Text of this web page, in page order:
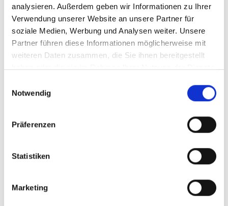
analysieren. Außerdem geben wir Informationen zu Ihrer
Verwendung unserer Website an unsere Partner für
soziale Medien, Werbung und Analysen weiter. Unsere
Partner führen diese Informationen möglicherweise mit
weiteren Daten zusammen, die Sie ihnen bereitgestellt
haben oder die sie im Rahmen Ihrer Nutzung der Dienste
Notwendig
Präferenzen
Statistiken
Marketing
Sichere Temperaturführung für maximale
Sicherheit und Anlagenverfügbarkeit.
Mehr erfahren
Präzise Temperaturführung für höchste